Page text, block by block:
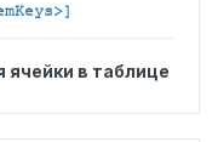
в таблице